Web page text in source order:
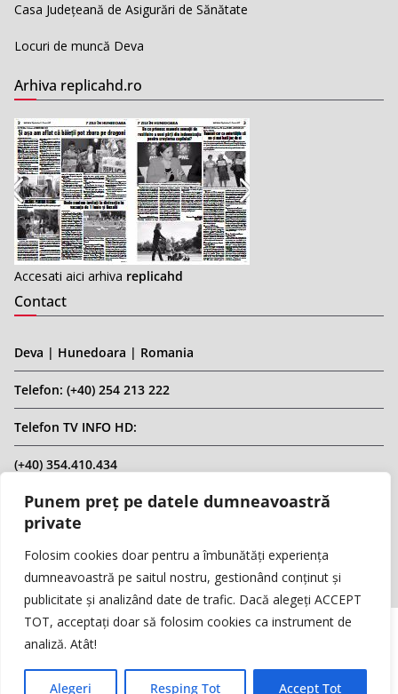
Punem preț pe datele dumneavoastră
private
Folosim cookies doar pentru a îmbunătăți experiența
dumneavoastră pe saitul nostru, gestionând conținut și
publicitate și analizând date de trafic. Dacă alegeți ACCEPT
TOT, acceptați doar să folosim cookies ca instrument de
analiză. Atât!
Alegeri Resping Tot Accept Tot
Casa Județeană de Asigurări de Sănătate
Locuri de muncă Deva
Arhiva replicahd.ro
Accesati aici arhiva replicahd
Contact
Deva | Hunedoara | Romania
Telefon: (+40) 254 213 222
Telefon TV INFO HD:
(+40) 354.410.434
Email: infohd20@gmail.com
Website: www.replicahd.ro